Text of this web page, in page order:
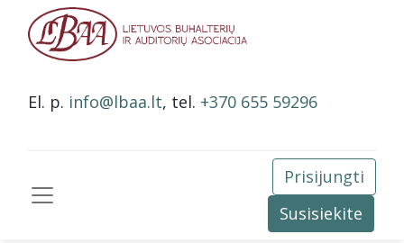
El. p. info@lbaa.lt, tel. +370 655 59296
Prisijungti
Susisiekite